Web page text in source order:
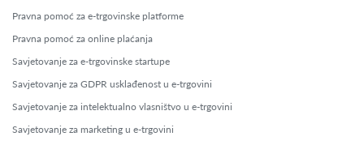
Pravna pomoć za e-trgovinske platforme
Pravna pomoć za online plaćanja
Savjetovanje za e-trgovinske startupe
Savjetovanje za GDPR usklađenost u e-trgovini
Savjetovanje za intelektualno vlasništvo u e-trgovini
Savjetovanje za marketing u e-trgovini